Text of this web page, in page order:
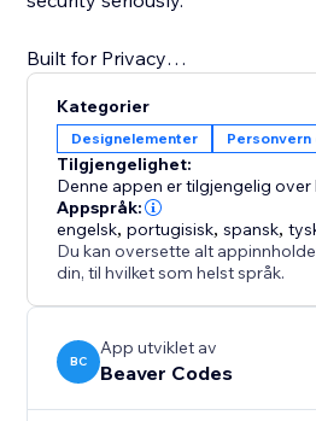
Built for Privacy
secrets stay private—exactly
Kategorier
Designelementer
Tilgjengelighet:
Denne appen er tilgjengelig over
Appspråk:
engelsk,portugisisk,spansk,
Du kan oversette alt
din, til hvilket som helst språk.
BC
App utviklet av
Beaver Codes